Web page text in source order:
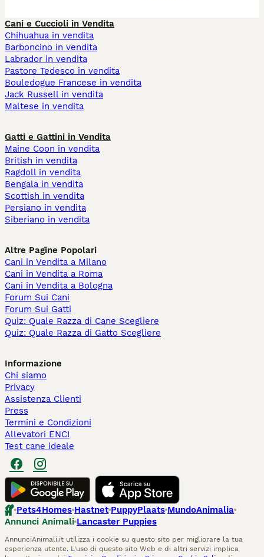
Cani e Cuccioli in Vendita
Chihuahua in vendita
Barboncino in vendita
Labrador in vendita
Pastore Tedesco in vendita
Bouledogue Francese in vendita
Jack Russell in vendita
Maltese in vendita
Gatti e Gattini in Vendita
Maine Coon in vendita
British in vendita
Ragdoll in vendita
Bengala in vendita
Scottish in vendita
Persiano in vendita
Siberiano in vendita
Altre Pagine Popolari
Cani in Vendita a Milano
Cani in Vendita a Roma
Cani in Vendita a Bologna
Forum Sui Cani
Forum Sui Gatti
Quiz: Quale Razza di Cane Scegliere
Quiz: Quale Razza di Gatto Scegliere
Informazione
Chi siamo
Privacy
Assistenza Clienti
Press
Termini e Condizioni
Allevatori ENCI
Test cane ideale
Pets4Homes Hastnet PuppyPlaats MundoAnimalia
Annunci Animali Lancaster Puppies
AnnunciAnimali.it utilizza i cookie su questo sito per migliorare la tua
esperienza utente. L'uso di questo sito Web e di altri servizi implica